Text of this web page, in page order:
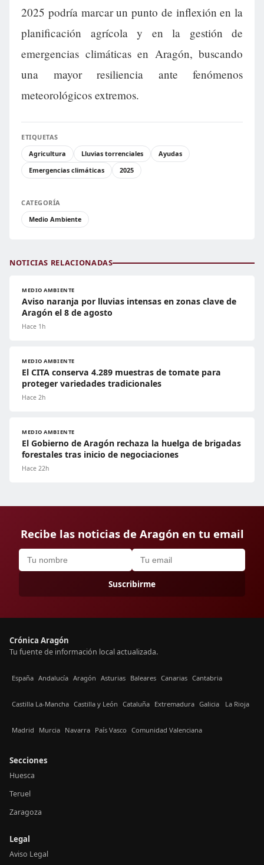
2025 podría marcar un punto de inflexión en la
planificación agrícola y en la gestión de
emergencias climáticas en Aragón, buscando
una mayor resiliencia ante fenómenos
meteorológicos extremos.
ETIQUETAS
Agricultura
Lluvias torrenciales
Ayudas
Emergencias climáticas
2025
CATEGORÍA
Medio Ambiente
NOTICIAS RELACIONADAS
MEDIO AMBIENTE
Aviso naranja por lluvias intensas en zonas clave de
Aragón el 8 de agosto
Hace 1h
MEDIO AMBIENTE
El CITA conserva 4.289 muestras de tomate para
proteger variedades tradicionales
Hace 2h
MEDIO AMBIENTE
El Gobierno de Aragón rechaza la huelga de brigadas
forestales tras inicio de negociaciones
Hace 22h
Recibe las noticias de Aragón en tu email
Suscribirme
Crónica Aragón
Tu fuente de información local actualizada.
España Andalucía Aragón Asturias Baleares Canarias Cantabria
Castilla La-Mancha Castilla y León Cataluña Extremadura Galicia La Rioja
Madrid Murcia Navarra País Vasco Comunidad Valenciana
Secciones
Huesca
Teruel
Zaragoza
Legal
Aviso Legal